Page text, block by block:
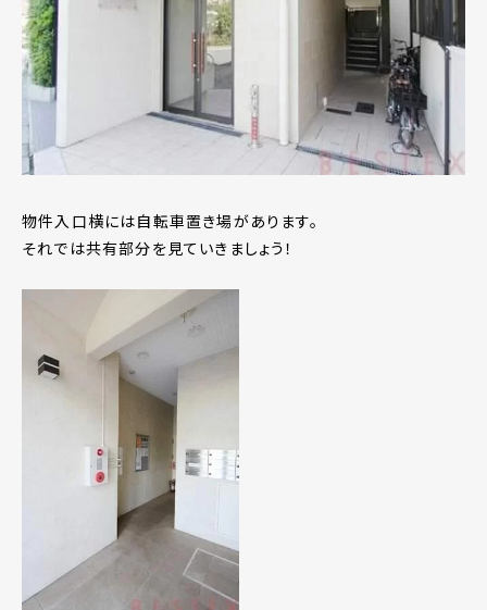
物件入口横には自転車置き場があります。
それでは共有部分を見ていきましょう！